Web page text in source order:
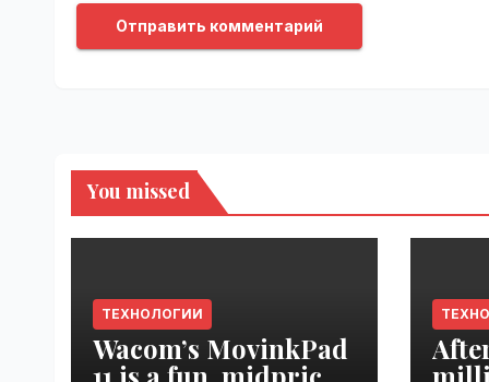
You missed
ТЕХНОЛОГИИ
Wacom’s MovinkPad